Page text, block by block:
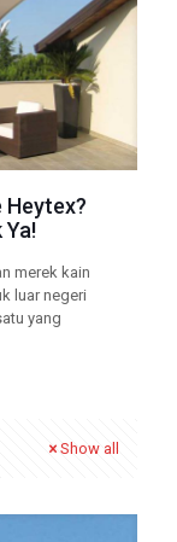
Heytex?
merek kain
luar negeri
yang
Show all